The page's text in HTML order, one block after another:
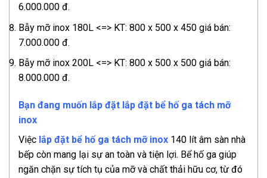
6.000.000 đ.
Bẫy mỡ inox 180L <=> KT: 800 x 500 x 450 giá bán:
7.000.000 đ.
Bẫy mỡ inox 200L <=> KT: 800 x 500 x 500 giá bán:
8.000.000 đ.
Bạn đang muốn lắp đặt lắp đặt bể hố ga tách mỡ
inox
Việc lắp đặt bể hố ga tách mỡ inox 140 lít âm sàn nhà
bếp còn mang lại sự an toàn và tiện lợi. Bể hố ga giúp
ngăn chặn sự tích tụ của mỡ và chất thải hữu cơ, từ đó